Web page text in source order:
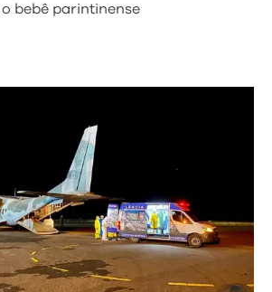
bebê parintinense